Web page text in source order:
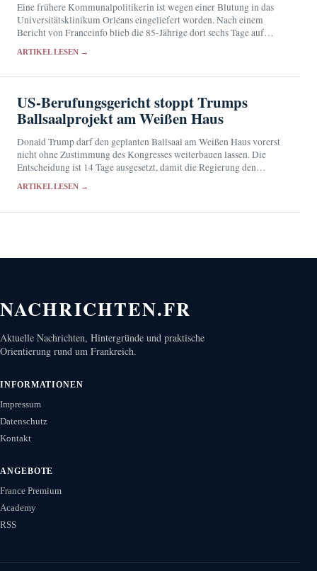
Eine frühere Kommunalpolitikerin ist wegen einer Blutung in das
Universitätsklinikum Orléans eingeliefert worden. Nach einem
Bericht von Franceinfo blieb die 85-Jährige dort sechs Tage auf
ARTIKEL LESEN →
US-Berufungsgericht stoppt Trumps
Ballsaalprojekt am Weißen Haus
Donald Trump darf den geplanten Ballsaal am Weißen Haus vorerst
nicht ohne Zustimmung des Kongresses weiterbauen lassen. Die
Entscheidung ist 14 Tage ausgesetzt, damit die Regierung den
ARTIKEL LESEN →
NACHRICHTEN.FR
Aktuelle Nachrichten, Hintergründe und praktische
Orientierung rund um Frankreich.
INFORMATIONEN
Impressum
Datenschutz
Kontakt
ANGEBOTE
France Premium
Academy
RSS